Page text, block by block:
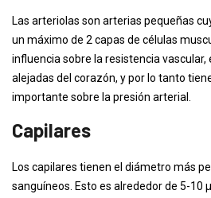
Las arteriolas son arterias pequeñas
un máximo de 2 capas de células
influencia sobre la resistencia
alejadas del corazón, y por lo tanto
importante sobre la presión arterial.
Capilares
Los capilares tienen el diámetro más
sanguíneos. Esto es alrededor de 5-10